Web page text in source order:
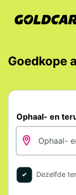
Goedkope
Ophaal- en
Dezelfde